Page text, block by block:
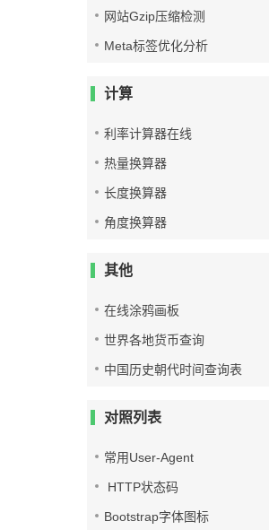
网站Gzip压缩检测
Meta标签优化分析
计算
利率计算器在线
热量换算器
长度换算器
角度换算器
其他
在线涂鸦画板
世界各地货币查询
中国历史朝代时间查询表
对照列表
常用User-Agent
HTTP状态码
Bootstrap字体图标